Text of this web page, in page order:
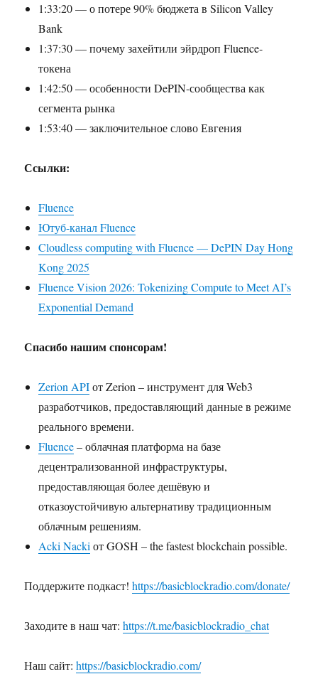
1:33:20 — о потере 90% бюджета в Silicon Valley
Bank
1:37:30 — почему захейтили эйрдроп Fluence-
токена
1:42:50 — особенности DePIN-сообщества как
сегмента рынка
1:53:40 — заключительное слово Евгения
Ссылки:
Fluence
Ютуб-канал Fluence
Cloudless computing with Fluence — DePIN Day Hong
Kong 2025
Fluence Vision 2026: Tokenizing Compute to Meet AI’s
Exponential Demand
Спасибо нашим спонсорам!
Zerion APIот Zerion – инструмент для Web3
разработчиков, предоставляющий данные в режиме
реального времени.
Fluence– облачная платформа на базе
децентрализованной инфраструктуры,
предоставляющая более дешёвую и
отказоустойчивую альтернативу традиционным
облачным решениям.
Acki Nacki от GOSH – the fastest blockchain possible.
Поддержите подкаст!https://basicblockradio.com/donate/
Заходите в наш чат:https://t.me/basicblockradio_chat
Наш сайт:https://basicblockradio.com/